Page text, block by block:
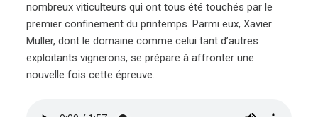
nombreux viticulteurs qui ont tous été touchés par le
premier confinement du printemps. Parmi eux, Xavier
Muller, dont le domaine comme celui tant d’autres
exploitants vignerons, se prépare à affronter une
nouvelle fois cette épreuve.